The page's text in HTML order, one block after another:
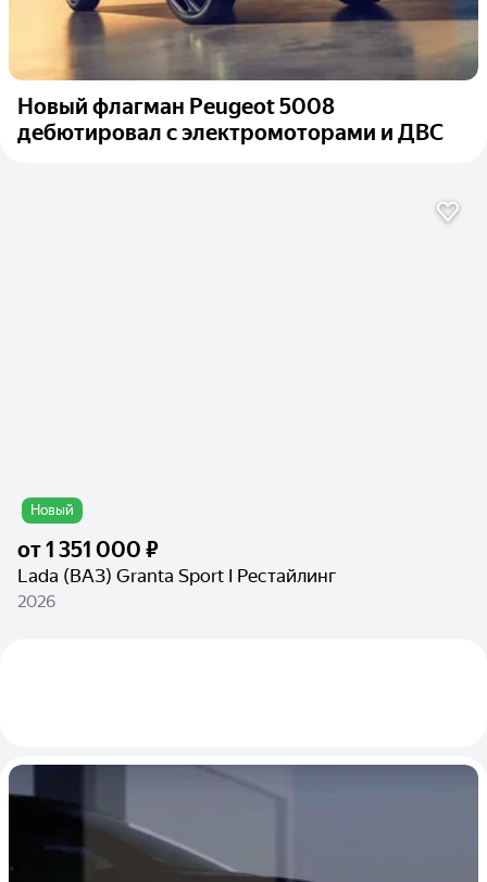
Новый флагман Peugeot 5008
дебютировал с электромоторами и ДВС
Новый
от1 351 000 ₽
Lada (ВАЗ) Granta Sport I Рестайлинг
2026